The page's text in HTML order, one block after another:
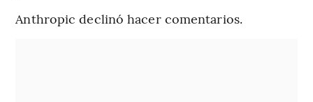
Anthropic declinó hacer comentarios.